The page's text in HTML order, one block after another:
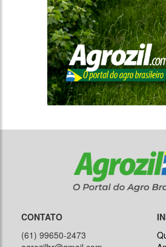
CONTATO
(61) 99650-2473